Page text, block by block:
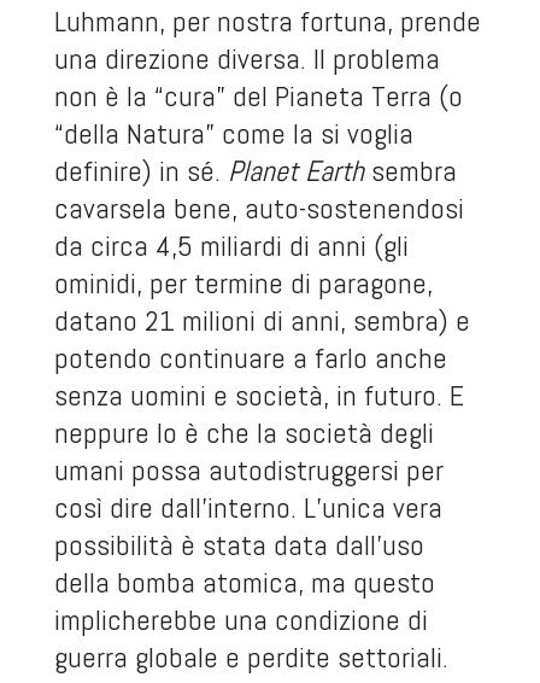
Luhmann, per nostra fortuna, prende
una direzione diversa. Il problema
non è la “cura” del Pianeta Terra (o
“della Natura” come la si voglia
definire) in sé. Planet Earthsembra
cavarsela bene, auto-sostenendosi
da circa 4,5 miliardi di anni (gli
ominidi, per termine di paragone,
datano 21 milioni di anni, sembra) e
potendo continuare a farlo anche
senza uomini e società, in futuro. E
neppure lo è che la società degli
umani possa autodistruggersi per
così dire dall’interno. L’unica vera
possibilità è stata data dall’uso
della bomba atomica, ma questo
implicherebbe una condizione di
guerra globale e perdite settoriali.